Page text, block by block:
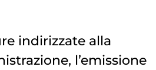
indirizzate alla
l’emissione